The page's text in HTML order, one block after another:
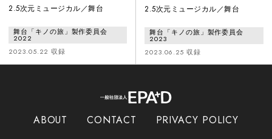
2.5次元ミュージカル／舞台
舞台「キノの旅」製作委員会
2022
2023.05.22 収録
2.5次元ミュージカル／舞台
舞台「キノの旅」製作委員会
2023
2023.06.25 収録
ABOUT CONTACT PRIVACY POLICY